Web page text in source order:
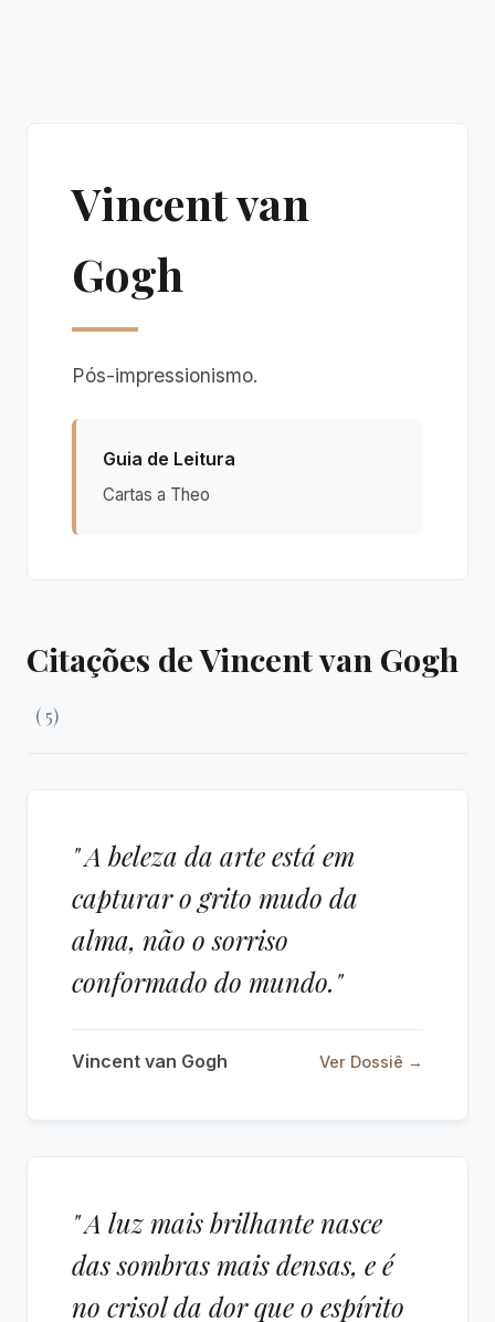
Vincent van
Gogh
Pós-impressionismo.
Guia de Leitura
Cartas a Theo
Citações de Vincent van Gogh
( 5)
" A beleza da arte está em
capturar o grito mudo da
alma, não o sorriso
conformado do mundo."
Vincent van Gogh Ver Dossiê →
" A luz mais brilhante nasce
das sombras mais densas, e é
no crisol da dor que o espírito